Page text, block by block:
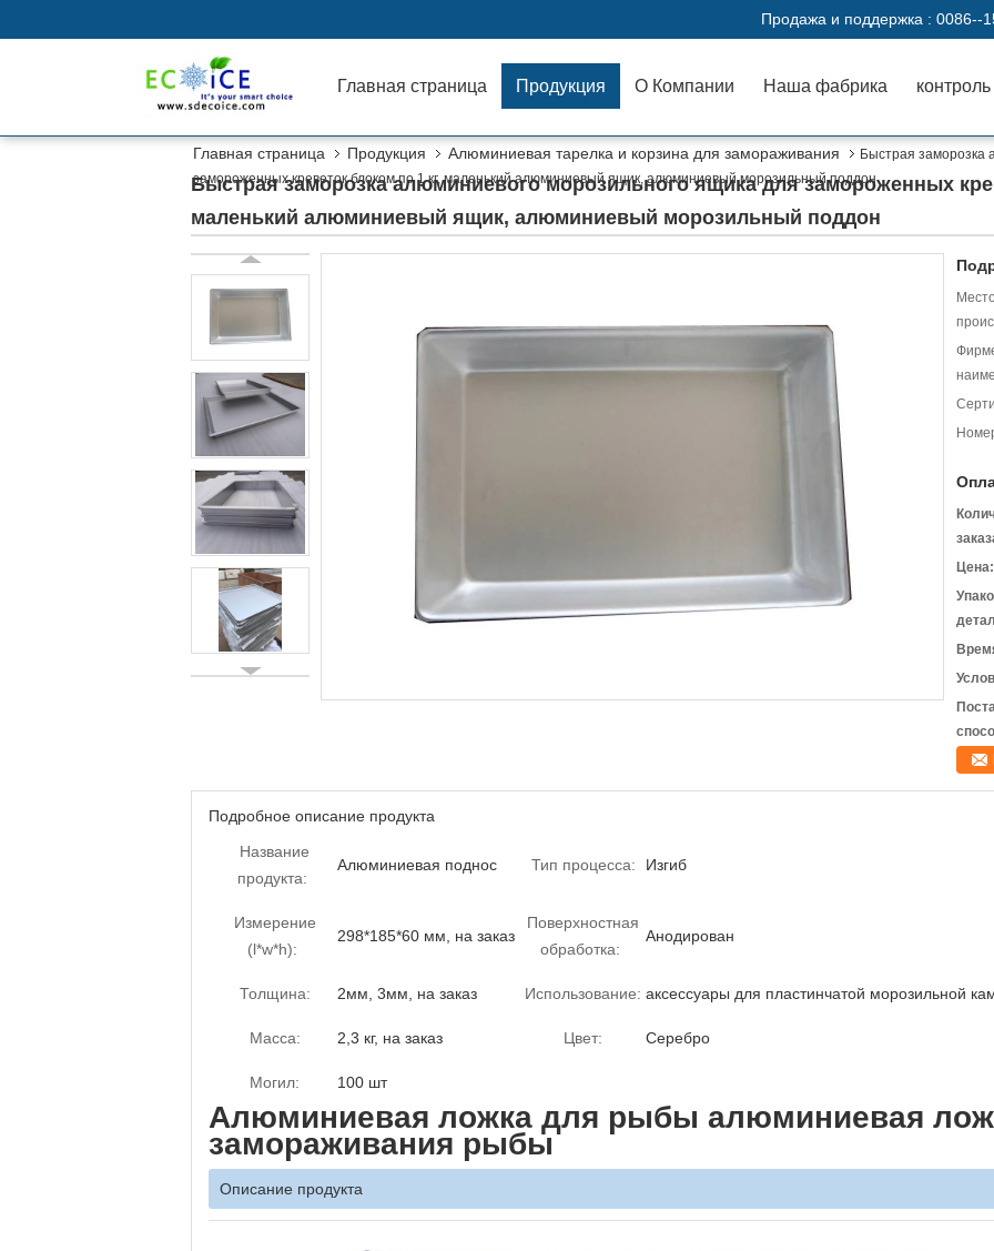
Продажа и поддержка : 0086--
Главная страница Продукция О Компании Наша фабрика
Главная страница Продукция Алюминиевая тарелка и корзина для замораживания
Быстрая заморозка
замороженных креветок блоком по 1 кг, маленький алюминиевый ящик, алюминиевый морозильный поддон
Быстрая заморозка алюминиевого морозильного ящика для замороженных
маленький алюминиевый ящик, алюминиевый морозильный поддон
Место
Цена:
Подробное описание продукта
Название
продукта:
Алюминиевая поднос Тип процесса: Изгиб
Измерение
(l*w*h):
298*185*60 мм, на заказ
Поверхностная
обработка:
Анодирован
Толщина: 2мм, 3мм, на заказ Использование: аксессуары для пластинчатой ​​морозильной
Масса: 2,3 кг, на заказ Цвет: Серебро
Могил: 100 шт
Алюминиевая ложка для рыбы алюминиевая
замораживания рыбы
Описание продукта